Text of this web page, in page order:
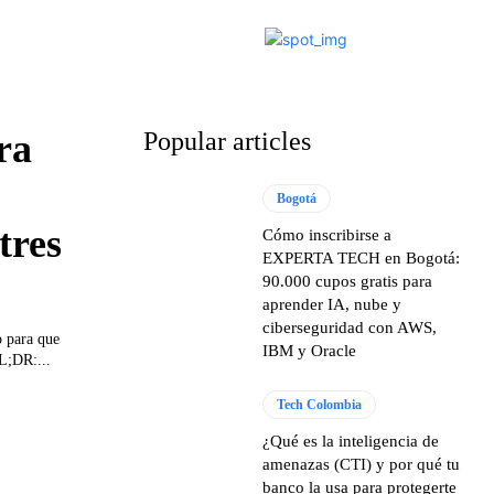
para que
Popular articles
Bogotá
Cómo inscribirse a
EXPERTA TECH en Bogotá:
90.000 cupos gratis para
aprender IA, nube y
ciberseguridad con AWS,
IBM y Oracle
Tech Colombia
¿Qué es la inteligencia de
amenazas (CTI) y por qué tu
banco la usa para protegerte